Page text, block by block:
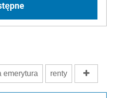
emerytura renty